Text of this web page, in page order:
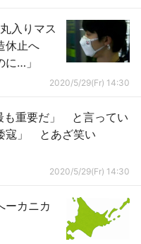
入りマス
休止へ
に…」
2020/5/29(Fr) 14:30
も重要だ」 と言ってい
寇」 とあざ笑い
2020/5/29(Fr) 14:30
ーカニカ